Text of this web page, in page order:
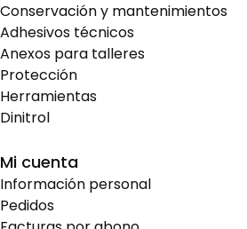
Conservación y mantenimientos
Adhesivos técnicos
Anexos para talleres
Protección
Herramientas
Dinitrol
Mi cuenta
Información personal
Pedidos